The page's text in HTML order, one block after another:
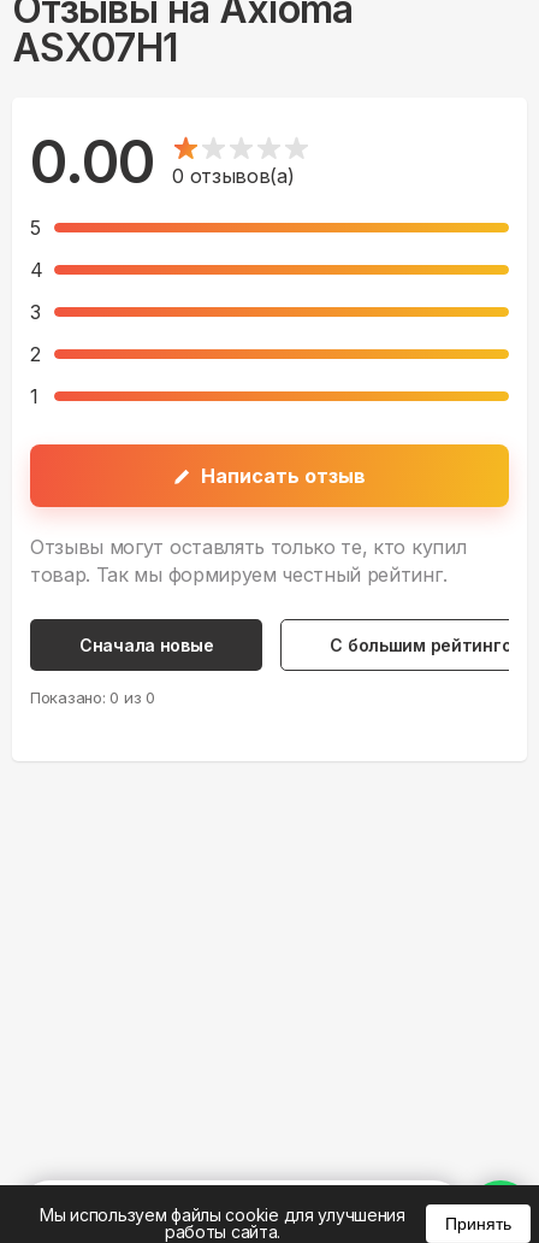
ASX07H1
0.00 0 отзывов(а)
5
4
3
2
1
Написать отзыв
Отзывы могут оставлять только те, кто купил
товар. Так мы формируем честный рейтинг.
Сначала новые С большим рейтингом
Показано: 0 из 0
Мы используем файлы cookie для улучшения
работы сайта.
Принять